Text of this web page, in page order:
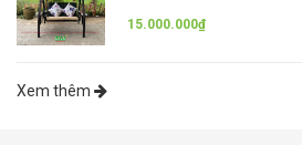
15.000.000₫
Xem thêm